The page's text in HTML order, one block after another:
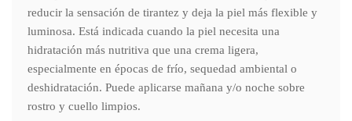
reducir la sensación de tirantez y deja la piel más flexible y
luminosa. Está indicada cuando la piel necesita una
hidratación más nutritiva que una crema ligera,
especialmente en épocas de frío, sequedad ambiental o
deshidratación. Puede aplicarse mañana y/o noche sobre
rostro y cuello limpios.